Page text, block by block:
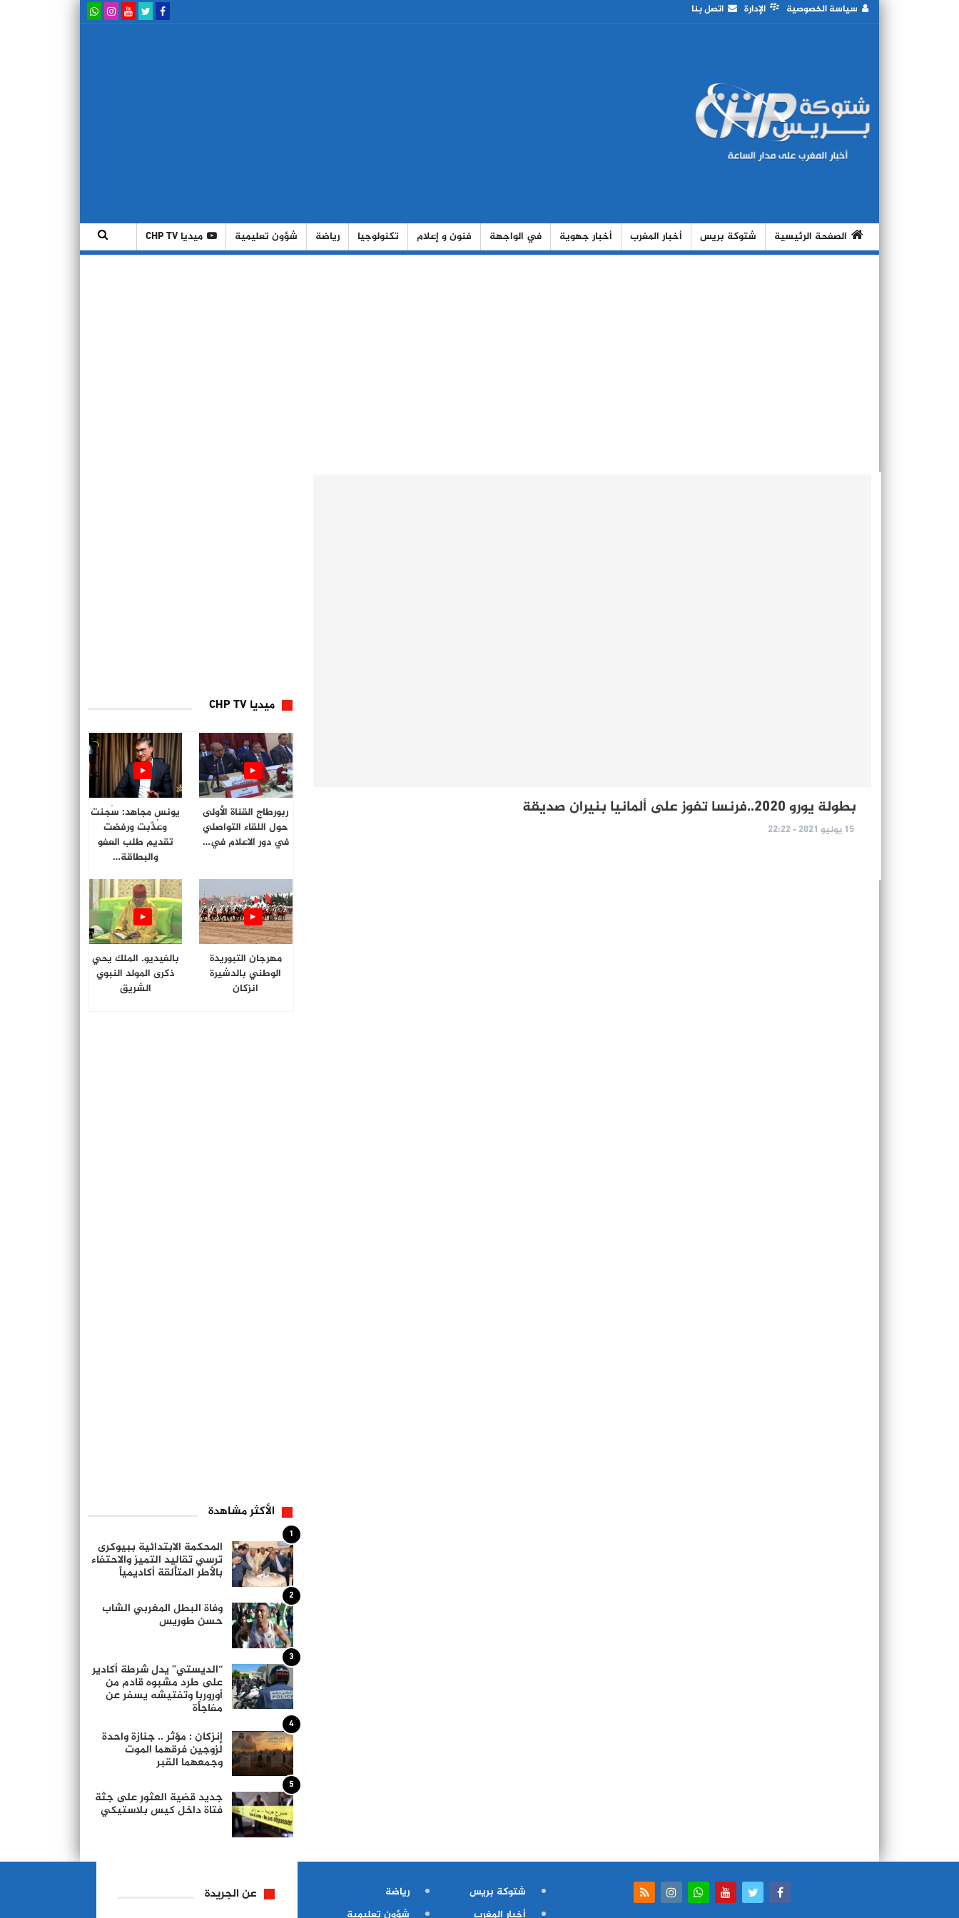
سياسة الخصوصية الإدارة اتصل بنا
الصفحة الرئيسية شتوكة بريس أخبار المغرب أخبار جهوية في الواجهة فنون و إعلام تكنولوجيا رياضة شؤون تعليمية ميديا CHP TV
بطولة يورو 2020..فرنسا تفوز على ألمانيا بنيران صديقة
15 يونيو 2021 - 22:22
ميديا CHP TV
ربورطاج القناة الأولى
حول اللقاء التواصلي
في دور الاعلام في…
يونس مجاهد: سُجنت
وعُذّبت ورفضت
تقديم طلب العفو
والبطاقة…
مهرجان التبوريدة
الوطني بالدشيرة
انزكان
بالفيديو. الملك يحي
ذكرى المولد النبوي
الشريق
الأكثر مشاهدة
1
المحكمة الابتدائية ببيوكرى
ترسي تقاليد التميز والاحتفاء
بالأطر المتألقة أكاديمياً
2
وفاة البطل المغربي الشاب
حسن طوريس
3
“الديستي” يدل شرطة أكادير
على طرد مشبوه قادم من
أوروربا وتفتيشه يسفر عن
مفاجأة
4
إنزكان : مؤثر .. جنازة واحدة
لزوجين فرقهما الموت
وجمعهما القبر
5
جديد قضية العثور على جثة
فتاة داخل كيس بلاستيكي
شتوكة بريس
أخبار المغرب
رياضة
شؤون تعليمية
عن الجريدة